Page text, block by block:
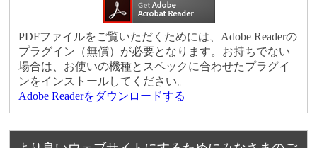
PDFファイルをご覧いただくためには、Adobe Readerの
プラグイン（無償）が必要となります。お持ちでない
場合は、お使いの機種とスペックに合わせたプラグイ
ンをインストールしてください。
Adobe Readerをダウンロードする